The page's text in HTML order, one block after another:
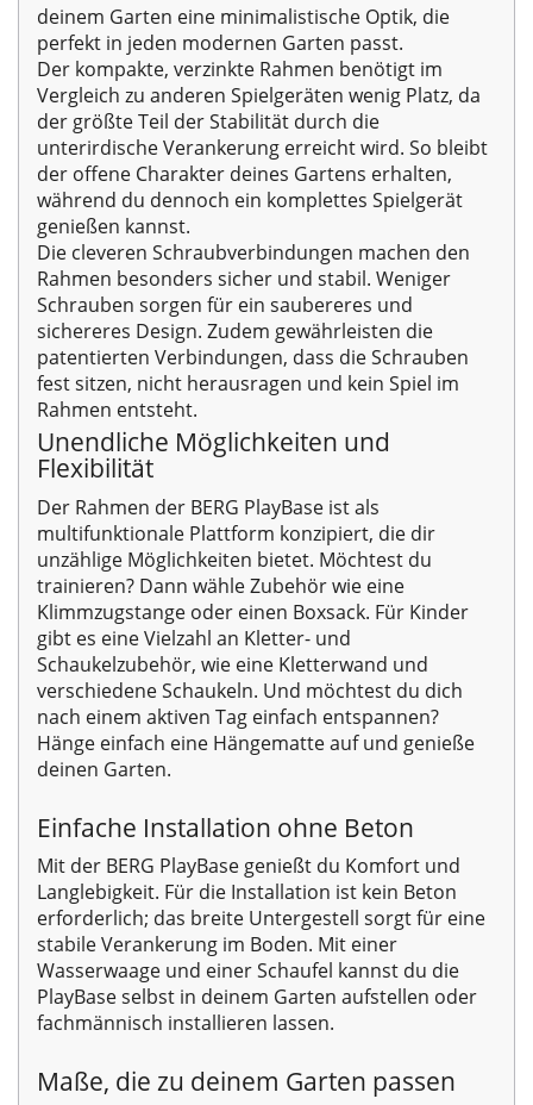
deinem Garten eine minimalistische Optik, die
perfekt in jeden modernen Garten passt.
Der kompakte, verzinkte Rahmen benötigt im
Vergleich zu anderen Spielgeräten wenig Platz, da
der größte Teil der Stabilität durch die
unterirdische Verankerung erreicht wird. So bleibt
der offene Charakter deines Gartens erhalten,
während du dennoch ein komplettes Spielgerät
genießen kannst.
Die cleveren Schraubverbindungen machen den
Rahmen besonders sicher und stabil. Weniger
Schrauben sorgen für ein saubereres und
sichereres Design. Zudem gewährleisten die
patentierten Verbindungen, dass die Schrauben
fest sitzen, nicht herausragen und kein Spiel im
Rahmen entsteht.
Unendliche Möglichkeiten und
Flexibilität
Der Rahmen der BERG PlayBase ist als
multifunktionale Plattform konzipiert, die dir
unzählige Möglichkeiten bietet. Möchtest du
trainieren? Dann wähle Zubehör wie eine
Klimmzugstange oder einen Boxsack. Für Kinder
gibt es eine Vielzahl an Kletter- und
Schaukelzubehör, wie eine Kletterwand und
verschiedene Schaukeln. Und möchtest du dich
nach einem aktiven Tag einfach entspannen?
Hänge einfach eine Hängematte auf und genieße
deinen Garten.
Einfache Installation ohne Beton
Mit der BERG PlayBase genießt du Komfort und
Langlebigkeit. Für die Installation ist kein Beton
erforderlich; das breite Untergestell sorgt für eine
stabile Verankerung im Boden. Mit einer
Wasserwaage und einer Schaufel kannst du die
PlayBase selbst in deinem Garten aufstellen oder
fachmännisch installieren lassen.
Maße, die zu deinem Garten passen